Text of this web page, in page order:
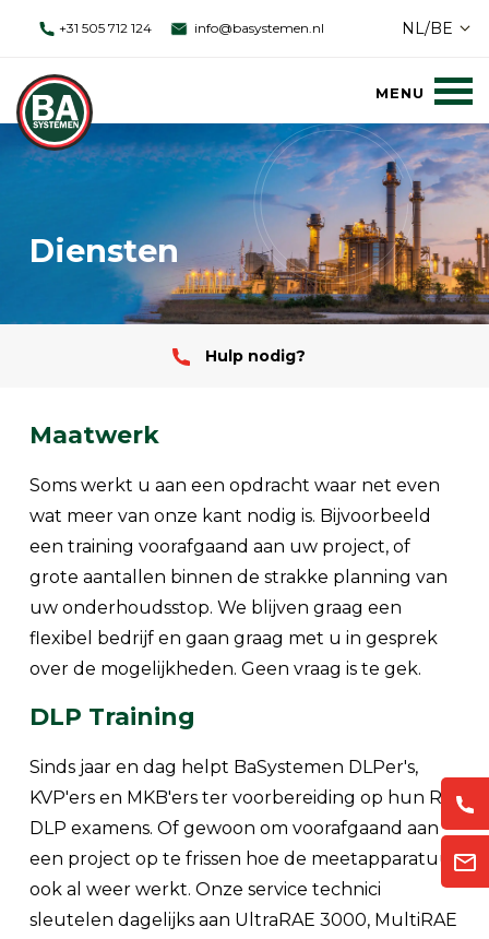
+31 505 712 124 info@basystemen.nl NL/BE
Diensten
Hulp nodig?
Maatwerk
Soms werkt u aan een opdracht waar net even
wat meer van onze kant nodig is. Bijvoorbeeld
een training voorafgaand aan uw project, of
grote aantallen binnen de strakke planning van
uw onderhoudsstop. We blijven graag een
flexibel bedrijf en gaan graag met u in gesprek
over de mogelijkheden. Geen vraag is te gek.
DLP Training
Sinds jaar en dag helpt BaSystemen DLPer's,
KVP'ers en MKB'ers ter voorbereiding op hun R-
DLP examens. Of gewoon om voorafgaand aan
een project op te frissen hoe de meetapparatuur
ook al weer werkt. Onze service technici
sleutelen dagelijks aan UltraRAE 3000, MultiRAE